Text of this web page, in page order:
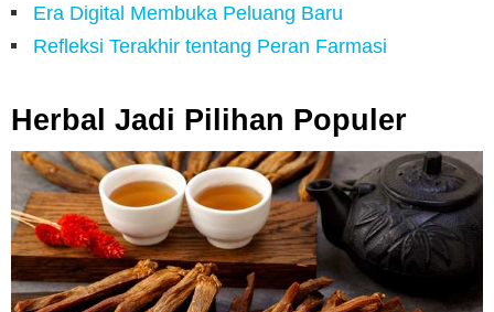
Era Digital Membuka Peluang Baru
Refleksi Terakhir tentang Peran Farmasi
Herbal Jadi Pilihan Populer